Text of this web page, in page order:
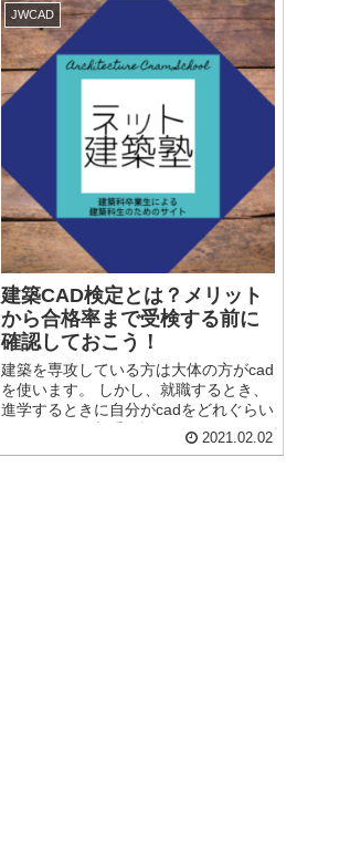
JWCAD
建築CAD検定とは？メリット
から合格率まで受検する前に
確認しておこう！
建築を専攻している方は大体の方がcad
を使います。 しかし、就職するとき、
進学するときに自分がcadをどれぐらい
できるのか、相手に証明するのはなか
なか難しいです。 そこで、この建築
2021.02.02